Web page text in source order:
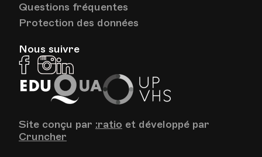
Questions fréquentes
Protection des données
Nous suivre
FacebookInstagram
EduQua
Site conçu par :ratio et développé par
Cruncher